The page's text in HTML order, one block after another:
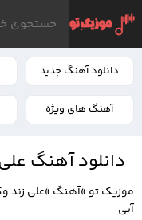
دانلود آهنگ جدید
آهنگ های ویژه
دانلود آهنگ
موزیک تو »آهنگ »علی زند
آبی